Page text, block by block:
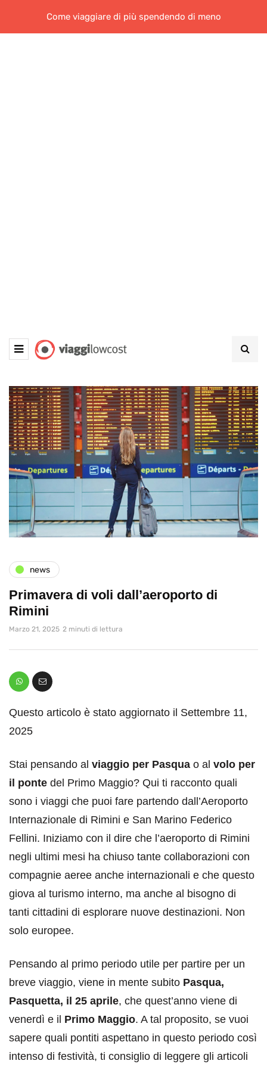
Come viaggiare di più spendendo di meno
news
Primavera di voli dall’aeroporto di
Rimini
Marzo 21, 2025 2 minuti di lettura
Questo articolo è stato aggiornato il Settembre 11,
2025
Stai pensando al viaggio per Pasqua o al volo per
il ponte del Primo Maggio? Qui ti racconto quali
sono i viaggi che puoi fare partendo dall’Aeroporto
Internazionale di Rimini e San Marino Federico
Fellini. Iniziamo con il dire che l’aeroporto di Rimini
negli ultimi mesi ha chiuso tante collaborazioni con
compagnie aeree anche internazionali e che questo
giova al turismo interno, ma anche al bisogno di
tanti cittadini di esplorare nuove destinazioni. Non
solo europee.
Pensando al primo periodo utile per partire per un
breve viaggio, viene in mente subito Pasqua,
Pasquetta, il 25 aprile, che quest’anno viene di
venerdì e il Primo Maggio. A tal proposito, se vuoi
sapere quali pontiti aspettano in questo periodo così
intenso di festività, ti consiglio di leggere gli articoli